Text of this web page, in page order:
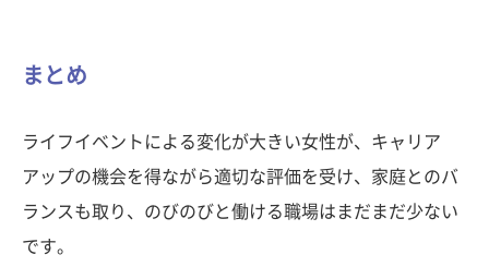
まとめ
ライフイベントによる変化が大きい女性が、キャリア
アップの機会を得ながら適切な評価を受け、家庭とのバ
ランスも取り、のびのびと働ける職場はまだまだ少ない
です。